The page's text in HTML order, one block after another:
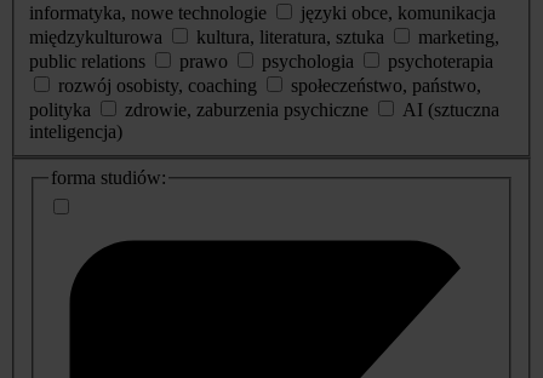
informatyka, nowe technologie
języki obce, komunikacja
międzykulturowa
kultura, literatura, sztuka
marketing,
public relations
prawo psychologia
psychoterapia
rozwój osobisty, coaching
społeczeństwo, państwo,
polityka
zdrowie, zaburzenia psychiczne
AI (sztuczna
inteligencja)
dodatkowe
informacje
forma studiów: